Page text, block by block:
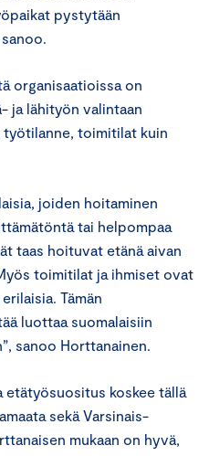
pystytään
organisaatioissa on
ja lähityön valintaan
toimitilat kuin
joiden hoitaminen
tai helpompaa
taas hoituvat etänä aivan
toimitilat ja ihmiset ovat
Tämän
luottaa suomalaisiin
sanoo Horttanainen.
etätyösuositus koskee tällä
sekä Varsinais-
mukaan on hyvä,